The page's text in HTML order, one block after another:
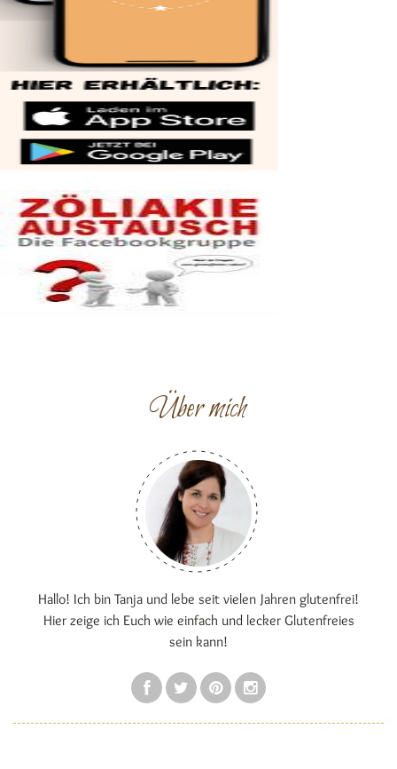
Über mich
Hallo! Ich bin Tanja und lebe seit vielen Jahren glutenfrei!
Hier zeige ich Euch wie einfach und lecker Glutenfreies
sein kann!